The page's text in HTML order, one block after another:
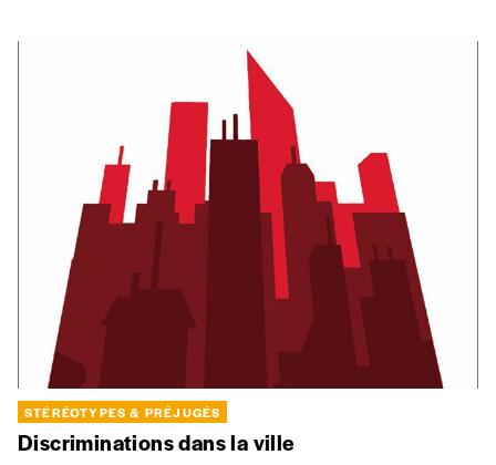
STÉRÉOTYPES & PRÉJUGÉS
Discriminations dans la ville